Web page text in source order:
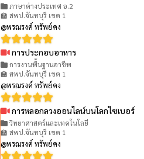
ภาษาต่างประเทศ อ.2
🏫 สพป.จันทบุรี เขต 1
@พรณรงค์ ทรัพย์คง
การประกอบอาหาร
การงานพื้นฐานอาชีพ
🏫 สพป.จันทบุรี เขต 1
@พรณรงค์ ทรัพย์คง
การหลอกลวงออนไลน์บนโลกไซเบอร์
วิทยาศาสตร์และเทคโนโลยี
🏫 สพป.จันทบุรี เขต 1
@พรณรงค์ ทรัพย์คง